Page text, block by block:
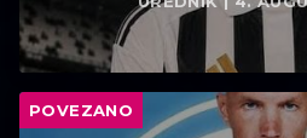
POVEZANO